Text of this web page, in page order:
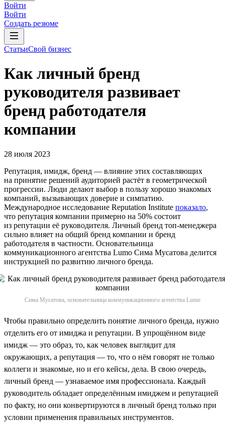
Войти
Войти
Создать резюме
СтатьиСвой бизнес
Как личный бренд
руководителя развивает
бренд работодателя
компании
28 июля 2023
Репутация, имидж, бренд — влияние этих составляющих
на принятие решений аудиторией растёт в геометрической
прогрессии. Люди делают выбор в пользу хорошо знакомых
компаний, вызывающих доверие и симпатию.
Международное исследование Reputation Institute показало,
что репутация компании примерно на 50% состоит
из репутации её руководителя. Личный бренд топ-менеджера
сильно влияет на общий бренд компании и бренд
работодателя в частности. Основательница
коммуникационного агентства Lumo Сима Мусатова делится
инструкцией по развитию личного бренда.
Сима Мусатова, основательница коммуникационного агентства Lumo
Чтобы правильно определить понятие личного бренда, нужно
отделить его от имиджа и репутации. В упрощённом виде
имидж — это образ, то, как человек выглядит для
окружающих, а репутация — то, что о нём говорят не только
коллеги и знакомые, но и его кейсы, дела. В свою очередь,
личный бренд — узнаваемое имя профессионала. Каждый
руководитель обладает определённым имиджем и репутацией
по факту, но они конвертируются в личный бренд только при
условии применения правильных инструментов.